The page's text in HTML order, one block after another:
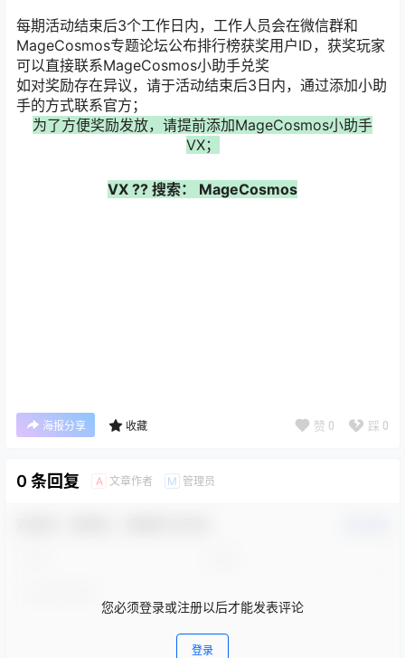
每期活动结束后3个工作日内，工作人员会在微信群和
MageCosmos专题论坛公布排行榜获奖用户ID，获奖玩家
可以直接联系MageCosmos小助手兑奖
如对奖励存在异议，请于活动结束后3日内，通过添加小助
手的方式联系官方；
为了方便奖励发放，请提前添加MageCosmos小助手
VX；
VX ?? 搜索： MageCosmos
海报分享 收藏 赞 0 踩 0
0 条回复 A 文章作者 M 管理员
您必须登录或注册以后才能发表评论
登录